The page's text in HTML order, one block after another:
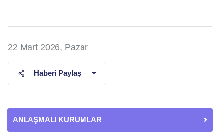
22 Mart 2026, Pazar
Haberi Paylaş
ANLAŞMALI KURUMLAR